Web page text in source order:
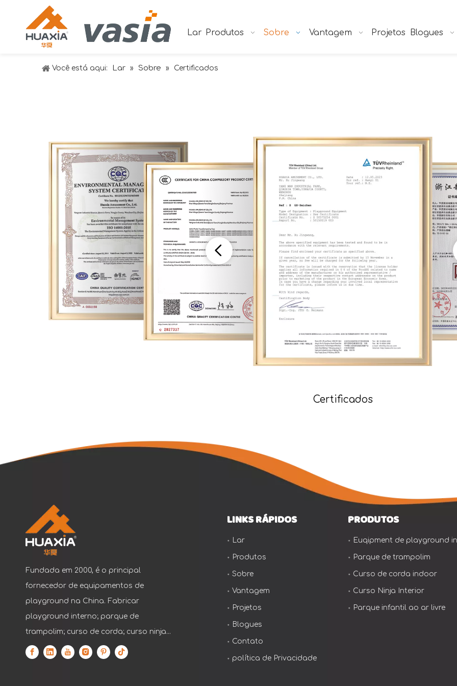
Lar Produtos Sobre Vantagem Projetos Blogues
Você está aqui: Lar » Sobre » Certificados
Certificados
Fundada em 2000, é o principal
fornecedor de equipamentos de
playground na China. Fabricar
playground interno; parque de
trampolim; curso de corda; curso ninja...
LINKS RÁPIDOS
Lar
Produtos
Sobre
Vantagem
Projetos
Blogues
Contato
política de Privacidade
PRODUTOS
Euqipment de playground
Parque de trampolim
Curso de corda indoor
Curso Ninja Interior
Parque infantil ao ar livre